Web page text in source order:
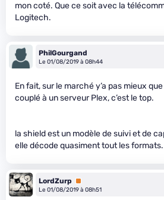
mon coté. Que ce soit avec la
Logitech.
PhilGourgand
Le 01/08/2019 à 08h44
En fait, sur le marché y’a pas mieux
couplé à un serveur Plex, c’est le top.
la shield est un modèle de suivi et de
elle décode quasiment tout les formats.
LordZurp
Premium
Le 01/08/2019 à 08h51